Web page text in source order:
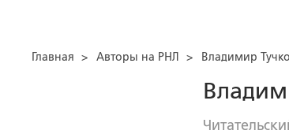
Главная > Авторы на РНЛ > Владимир